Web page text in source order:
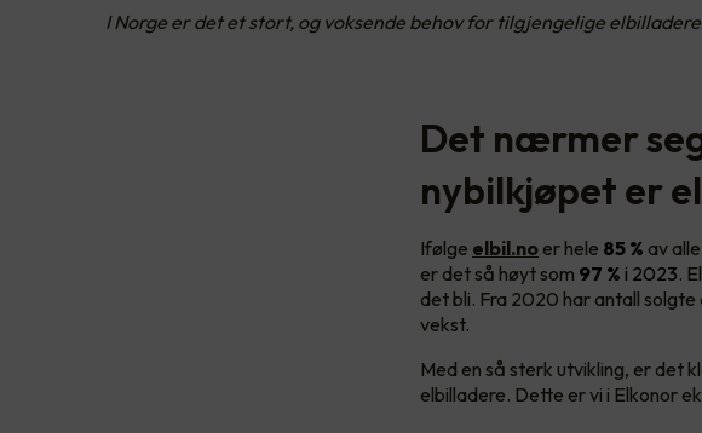
I Norge er det et stort, og voksende behov for tilgjengelige
Det nærmer
nybilkjøpet er
Ifølge elbil.no er hele 85 % av
er det så høyt som 97 % i 2023.
det bli. Fra 2020 har antall
vekst.
Med en så sterk utvikling, er det
elbilladere. Dette er vi i Elkonor